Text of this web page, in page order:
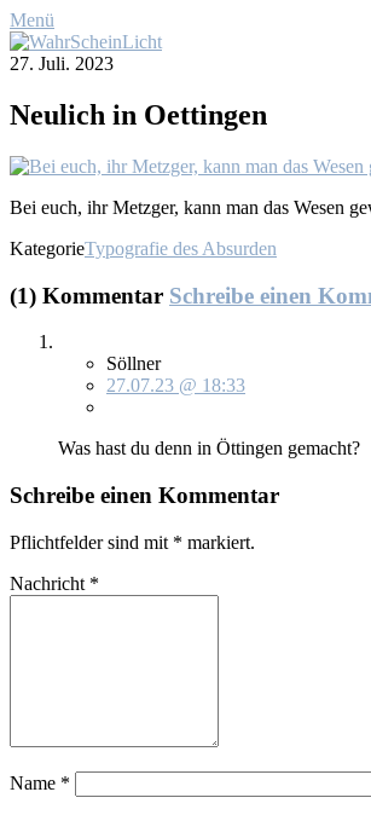
Menü
27. Juli. 2023
Neu­lich in Oet­tin­gen
Bei euch, ihr Metz­ger, kann man das We­sen
KategorieTypografie des Absurden
(1) Kommentar Schreibe einen
Söllner
27.07.23 @ 18:33
Was hast du denn in Öt­tin­gen ge­macht?
Schreibe einen Kommentar
Pflichtfelder sind mit * markiert.
Nachricht *
Name *